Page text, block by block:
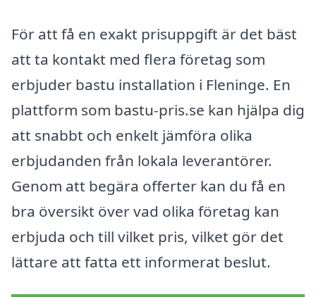
För att få en exakt prisuppgift är det bäst
att ta kontakt med flera företag som
erbjuder bastu installation i Fleninge. En
plattform som bastu-pris.se kan hjälpa dig
att snabbt och enkelt jämföra olika
erbjudanden från lokala leverantörer.
Genom att begära offerter kan du få en
bra översikt över vad olika företag kan
erbjuda och till vilket pris, vilket gör det
lättare att fatta ett informerat beslut.